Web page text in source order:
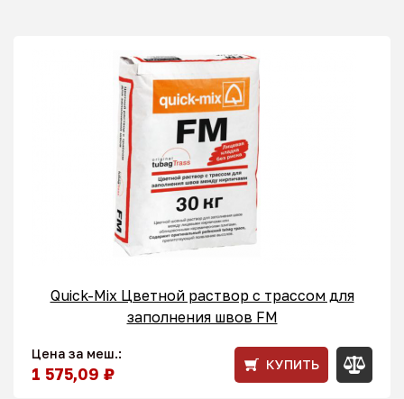
Quick-Mix Цветной раствор с трассом для
заполнения швов FM
Цена за меш.:
1 575,09 ₽ КУПИТЬ